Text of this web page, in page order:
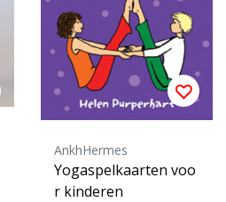
AnkhHermes
Yogaspelkaarten voo
r kinderen